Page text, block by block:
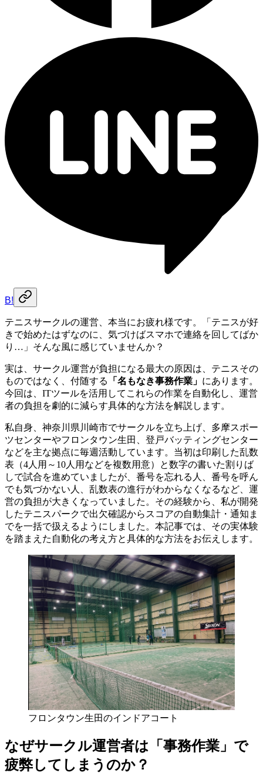
B!
テニスサークルの運営、本当にお疲れ様です。「テニスが好
きで始めたはずなのに、気づけばスマホで連絡を回してばか
り…」そんな風に感じていませんか？
実は、サークル運営が負担になる最大の原因は、テニスその
ものではなく、付随する
「名もなき事務作業」 にあります。
今回は、ITツールを活用してこれらの作業を自動化し、運営
者の負担を劇的に減らす具体的な方法を解説します。
私自身、神奈川県川崎市でサークルを立ち上げ、多摩スポー
ツセンターやフロンタウン生田、登戸バッティングセンター
などを主な拠点に毎週活動しています。当初は印刷した乱数
表（4人用～10人用などを複数用意）と数字の書いた割りば
しで試合を進めていましたが、番号を忘れる人、番号を呼ん
でも気づかない人、乱数表の進行がわからなくなるなど、運
営の負担が大きくなっていました。その経験から、私が開発
したテニスパークで出欠確認からスコアの自動集計・通知ま
でを一括で扱えるようにしました。本記事では、その実体験
を踏まえた自動化の考え方と具体的な方法をお伝えします。
フロンタウン生田のインドアコート
なぜサークル運営者は「事務作業」で
疲弊してしまうのか？